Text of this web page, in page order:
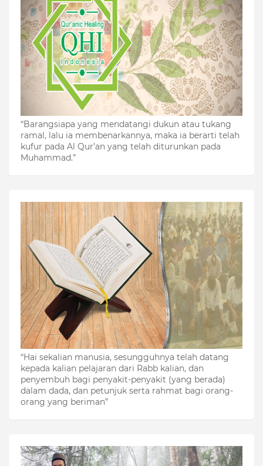
“Barangsiapa yang mendatangi dukun atau tukang
ramal, lalu ia membenarkannya, maka ia berarti telah
kufur pada Al Qur’an yang telah diturunkan pada
Muhammad.”
“Hai sekalian manusia, sesungguhnya telah datang
kepada kalian pelajaran dari Rabb kalian, dan
penyembuh bagi penyakit-penyakit (yang berada)
dalam dada, dan petunjuk serta rahmat bagi orang-
orang yang beriman”